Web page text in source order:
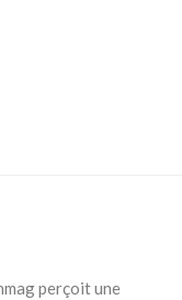
perçoit une